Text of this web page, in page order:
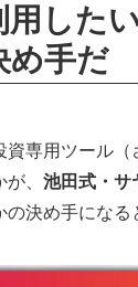
用した
め手だ
資専用ツール
、 池田式・サ
決め手になる